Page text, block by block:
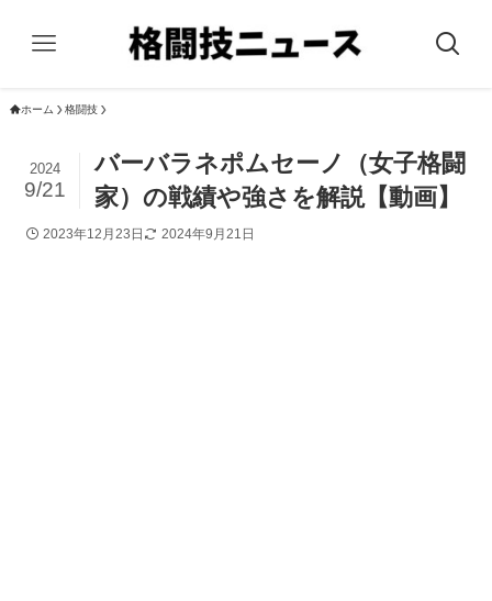
ホーム 格闘技
バーバラネポムセーノ（女子格闘
家）の戦績や強さを解説【動画】
2024
9/21
2023年12月23日 2024年9月21日